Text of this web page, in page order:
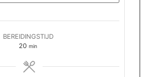
BEREIDINGSTIJD
20minuten
min